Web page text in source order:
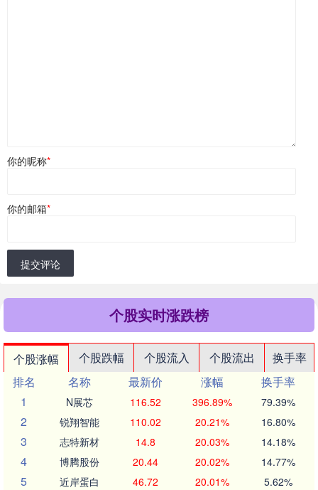
你的昵称*
你的邮箱*
提交评论
个股实时涨跌榜
个股涨幅 个股跌幅 个股流入 个股流出
换手率
排名
名称 最新价 涨幅
换手率
1
N展芯 116.52 396.89% 79.39%
2 锐翔智能 110.02 20.21% 16.80%
3 志特新材 14.8 20.03% 14.18%
4 博腾股份 20.44 20.02% 14.77%
5 近岸蛋白 46.72 20.01% 5.62%